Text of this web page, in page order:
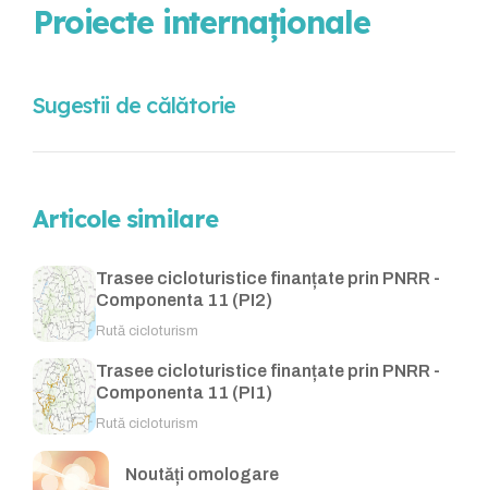
Proiecte internaționale
Sugestii de călătorie
Articole similare
Trasee cicloturistice finanțate prin PNRR -
Componenta 11 (PI2)
Rută cicloturism
Trasee cicloturistice finanțate prin PNRR -
Componenta 11 (PI1)
Rută cicloturism
Noutăți omologare